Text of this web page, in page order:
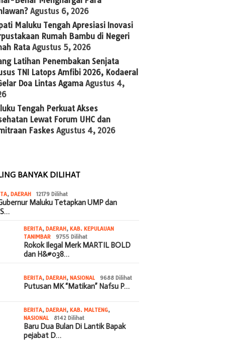
Agustus 6, 2026
Maluku Tengah Apresiasi Inovasi
Rumah Bambu di Negeri
Rata Agustus 5, 2026
Latihan Penembakan Senjata
TNI Latops Amfibi 2026, Kodaeral
Doa Lintas Agama Agustus 4,
Tengah Perkuat Akses
Lewat Forum UHC dan
Faskes Agustus 4, 2026
BANYAK DILIHAT
,DAERAH 12179 Dilihat
Maluku Tetapkan UMP dan
BERITA,DAERAH,KAB. KEPULAUAN
TANIMBAR
9755 Dilihat
Rokok Ilegal Merk MARTIL BOLD
dan H&#038…
BERITA,DAERAH,NASIONAL 9688 Dilihat
Putusan MK “Matikan” Nafsu P…
BERITA,DAERAH,KAB. MALTENG,
NASIONAL
8142 Dilihat
Baru Dua Bulan Di Lantik Bapak
pejabat D…